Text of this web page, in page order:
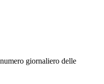
giornaliero delle